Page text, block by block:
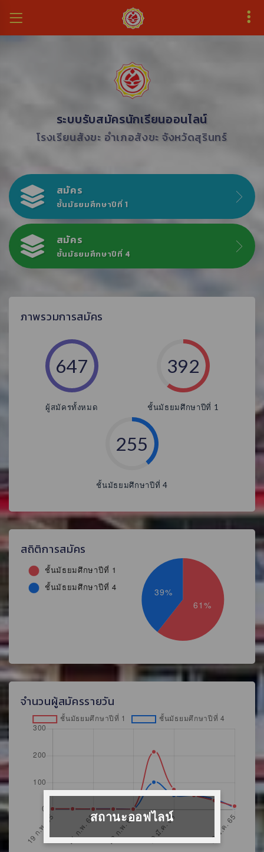
ระบบรับสมัครนักเรียนออนไลน์
โรงเรียนสังขะ อำเภอสังขะ จังหวัดสุรินทร์
สมัคร
ชั้นมัธยมศึกษาปีที่ 1
สมัคร
ชั้นมัธยมศึกษาปีที่ 4
ภาพรวมการสมัคร
647
ผู้สมัครทั้งหมด
392
ชั้นมัธยมศึกษาปีที่ 1
255
ชั้นมัธยมศึกษาปีที่ 4
สถิติการสมัคร
จำนวนผู้สมัครรายวัน
สถานะออฟไลน์